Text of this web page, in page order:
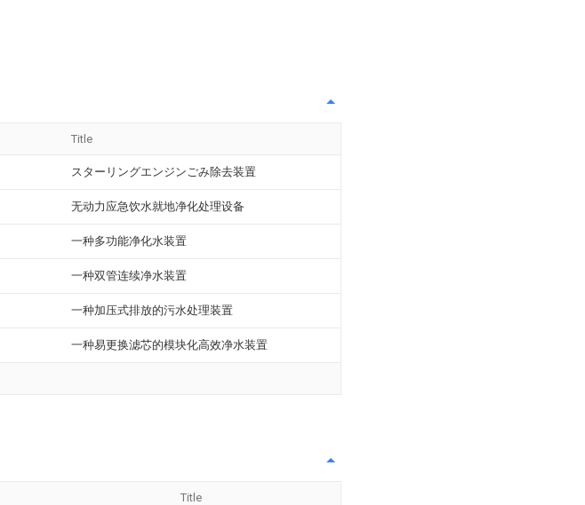
Title
スターリングエンジンごみ除去装置
无动力应急饮水就地净化处理设备
一种多功能净化水装置
一种双管连续净水装置
一种加压式排放的污水处理装置
一种易更换滤芯的模块化高效净水装置
Title